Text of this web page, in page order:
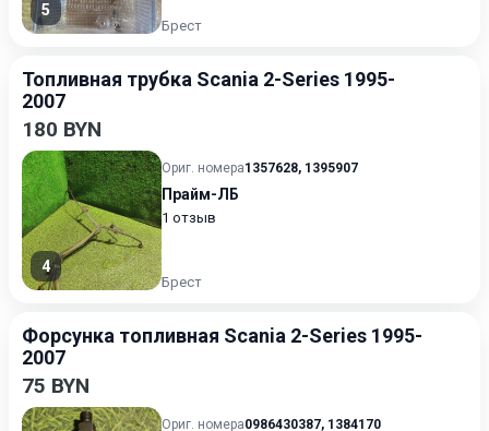
5
Брест
Топливная трубка Scania 2-Series 1995-
2007
180 BYN
4
Ориг. номера1357628, 1395907
Прайм-ЛБ
1 отзыв
Брест
Форсунка топливная Scania 2-Series 1995-
2007
75 BYN
Ориг. номера0986430387, 1384170